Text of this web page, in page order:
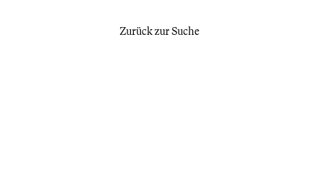
Zurück zur Suche